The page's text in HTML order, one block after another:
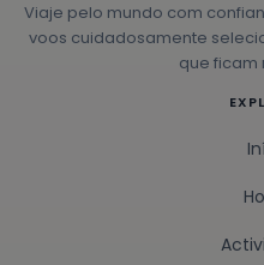
Viaje pelo mundo com
voos cuidadosamente
que ficam